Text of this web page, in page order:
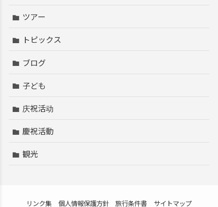
ツアー
トピックス
ブログ
子ども
庆祝活动
慶祝活動
観光
リンク集 個人情報保護方針 旅行条件書 サイトマップ